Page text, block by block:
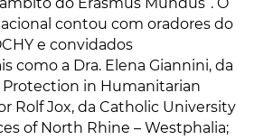
contou com oradores do
e convidados
como a Dra. Elena Giannini, da
Protection in Humanitarian
Rolf Jox, da Catholic University
of North Rhine – Westphalia;